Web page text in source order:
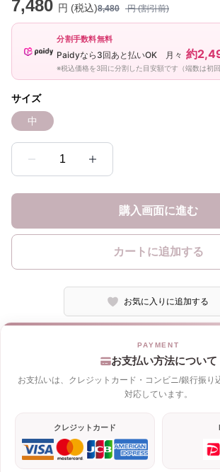
7,480 円 (税込)8,480 円 (割引前)
分割手数料無料
Paidyなら3回あと払いOK 月々 約
※税込価格を3回に分割した目安額です（端数は初
サイズ
中
1
購入画面に進む
カートに追加する
お気に入りに追加する
お支払い方法について
お支払いは、クレジットカード・コンビニ/銀行振り
対応しています。
クレジットカード